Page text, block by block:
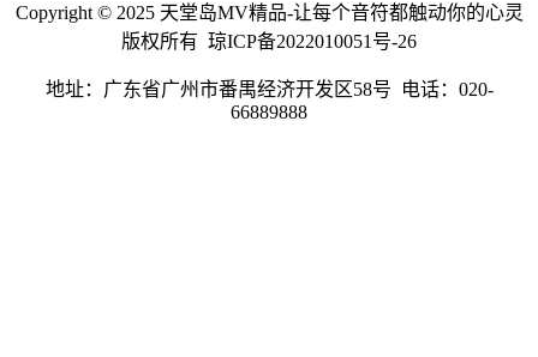
Copyright © 2025 天堂岛MV精品-让每个音符都触动你的心灵
版权所有 琼ICP备2022010051号-26
地址：广东省广州市番禺经济开发区58号 电话：020-
66889888